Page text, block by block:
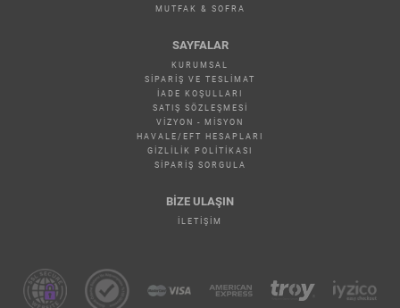
MUTFAK & SOFRA
SAYFALAR
KURUMSAL
SIPARIŞ VE TESLIMAT
İADE KOŞULLARI
SATIŞ SÖZLEŞMESI
VIZYON - MISYON
HAVALE/EFT HESAPLARI
GIZLILIK POLITIKASI
SIPARIŞ SORGULA
BİZE ULAŞIN
İLETIŞIM